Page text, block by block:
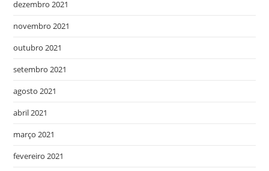
dezembro 2021
novembro 2021
outubro 2021
setembro 2021
agosto 2021
abril 2021
março 2021
fevereiro 2021